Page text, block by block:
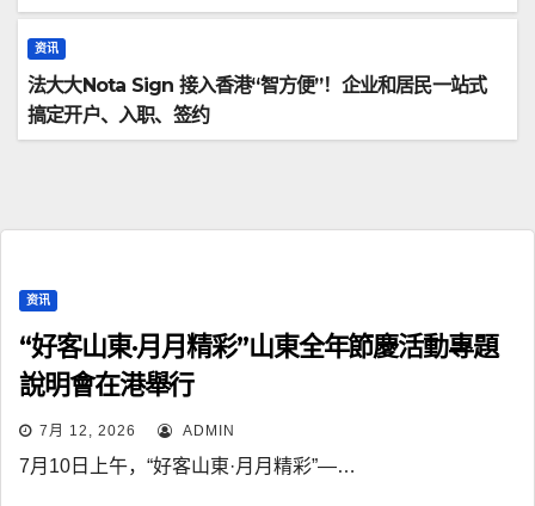
资讯
法大大Nota Sign 接入香港“智方便”！企业和居民一站式
搞定开户、入职、签约
资讯
“好客山東·月月精彩”山東全年節慶活動專題
說明會在港舉行
7月 12, 2026 ADMIN
7月10日上午，“好客山東·月月精彩”—…